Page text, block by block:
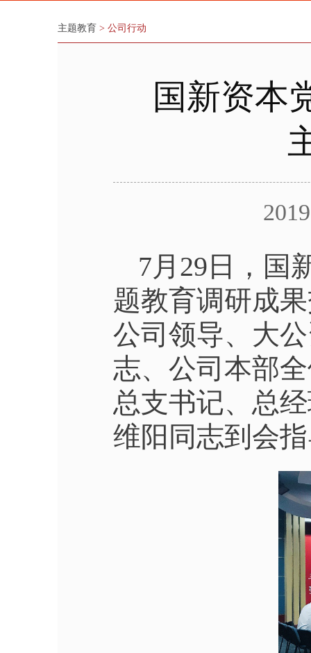
主题教育 > 公司行动
国新资本
7月29日，国
题教育调研成
公司领导、大
志、公司本部
总支书记、总
维阳同志到会